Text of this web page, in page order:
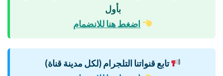
بأول
اضغط هنا للانضمام
تابع قنواتنا التلجرام (لكل مدينة قناة)